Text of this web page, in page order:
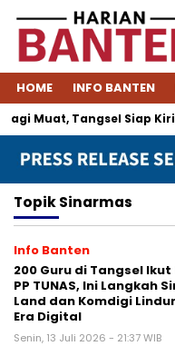
HOME INFO BANTEN
Muat, Tangsel Siap
TopikSinarmas
Info Banten
200 Guru di Tangsel
PP TUNAS, Ini Langkah
Land dan Komdigi
Era Digital
Senin, 13 Juli 2026 - 21:37 WIB